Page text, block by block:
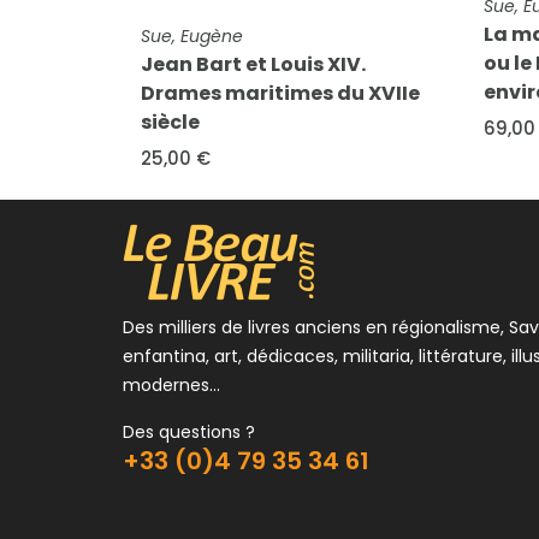
FICHE COMPLÈTE
Sue, Eugène
Jean Bart et Louis XIV.
Drames maritimes du XVIIe
siècle
25,00 €
Sue,
La
ou le
Des milliers de livres anciens en régionalisme,
enfantina, art, dédicaces, militaria, littérature,
modernes...
Des questions ?
+33 (0)4 79 35 34 61